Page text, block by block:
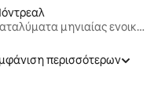
Καταλύματα μηνιαίας ενοικίασης
περισσότερων